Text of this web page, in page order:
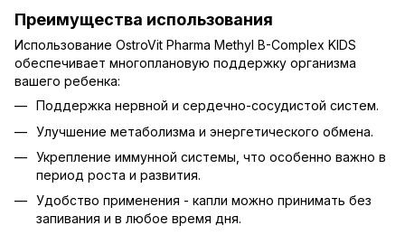
Преимущества использования
Использование OstroVit Pharma Methyl B-Complex KIDS
обеспечивает многоплановую поддержку организма
вашего ребенка:
Поддержка нервной и сердечно-сосудистой систем.
Улучшение метаболизма и энергетического обмена.
Укрепление иммунной системы, что особенно важно в
период роста и развития.
Удобство применения - капли можно принимать без
запивания и в любое время дня.